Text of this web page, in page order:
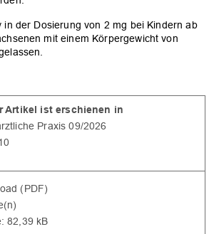
in der Dosierung von 2 mg bei Kindern ab
mit einem Körpergewicht von
Artikel ist erschienen in
Praxis 09/2026
(PDF)
82,39 kB